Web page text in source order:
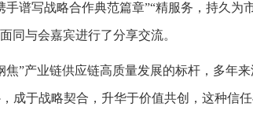
谱写战略合作典范篇章”“精服务，持久为
同与会嘉宾进行了分享交流。
焦”产业链供应链高质量发展的标杆，多年
成于战略契合，升华于价值共创，这种信